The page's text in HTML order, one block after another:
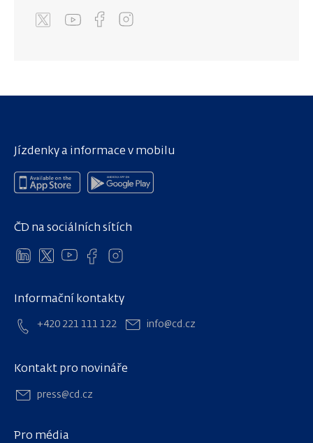
Informační kontakty
+420 221 111 122 info@cd.cz
Kontakt pro novináře
press@cd.cz
Jízdenky a informace v mobilu
ČD na sociálních sítích
Pro média